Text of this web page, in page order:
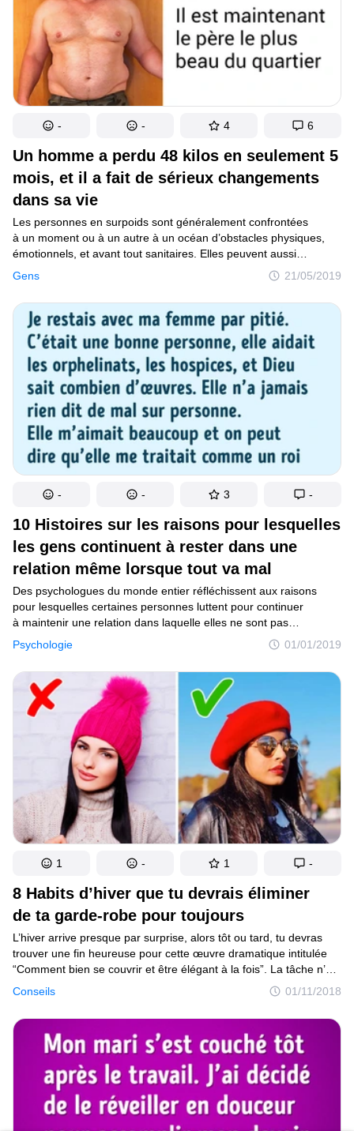
Un homme a perdu 48 kilos en seulement 5
mois, et il a fait de sérieux changements
dans sa vie
Gens 21/05/2019
Les personnes en surpoids sont généralement confrontées
à un moment ou à un autre à un océan d’obstacles physiques,
émotionnels, et avant tout sanitaires. Elles peuvent aussi
se sentir très faibles et beaucoup moins sûrs d’elles. Et même
si certaines d’entre elles ne parviennent jamais à sortir
de ce piège de leur vie, d’autres en ont un jour assez et décident
d’agir. L’histoire de Jeremiah Peterson montre que même peser
132 kilos n’est pas un obstacle quand on a la bonne motivation.
- - 4 6
10 Histoires sur les raisons pour lesquelles
les gens continuent à rester dans une
relation même lorsque tout va mal
Psychologie 01/01/2019
Des psychologues du monde entier réfléchissent aux raisons
pour lesquelles certaines personnes luttent pour continuer
à maintenir une relation dans laquelle elles ne sont pas
heureuses. Bien sûr, la plupart des couples ne se séparent pas
à cause des enfants ou des biens matériels : ils ne veulent pas
nuire aux premiers ou diviser les seconds. Mais il y a aussi
d’autres raisons, comme la peur de la solitude
ou du changement. Pour savoir quelles autres choses
maintiennent les gens dans une relation toxique, nous avons
demandé à plusieurs hommes et femmes pourquoi ils
ne rompaient pas avec leur partenaire, même si les moments
négatifs avec eux l’emportaient largement sur les positifs.
Tu pourras lire leurs témoignages dans cet article
- - 3 -
8 Habits d’hiver que tu devrais éliminer
de ta garde-robe pour toujours
Conseils 01/11/2018
L’hiver arrive presque par surprise, alors tôt ou tard, tu devras
trouver une fin heureuse pour cette œuvre dramatique intitulée
“Comment bien se couvrir et être élégant à la fois”. La tâche n’est
pas facile, mais il est tout à fait possible d’y arriver si tu connais
d’avance les erreurs les plus courantes que l’on peut commettre
dans cette saison.
1 - 1 -